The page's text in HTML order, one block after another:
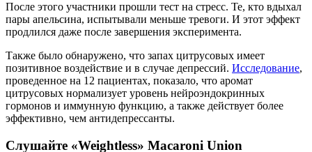
После этого участники прошли тест на стресс. Те, кто вдыхал
пары апельсина, испытывали меньше тревоги. И этот эффект
продлился даже после завершения эксперимента.
Также было обнаружено, что запах цитрусовых имеет
позитивное воздействие и в случае депрессий. Исследование,
проведенное на 12 пациентах, показало, что аромат
цитрусовых нормализует уровень нейроэндокринных
гормонов и иммунную функцию, а также действует более
эффективно, чем антидепрессанты.
Слушайте «Weightless» Macaroni Union